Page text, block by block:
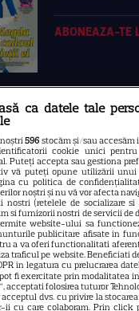
ABONEAZA-TE
Libertatea
Libertatea pentru femei
GSP
Știri mondene
Avantaje
Elle
Unica
Retete practice
ca datele tale
noștri596 stocăm și/sau
cookie unici
Puteți accepta sau gestiona
vă puteți opune utilizării
cu politica de
noștri și nu vă vor afecta
nostri (retelele de socializare
si furnizorii nostri de servicii de
website-ului sa
publicitare afisate in
a va oferi functionalitati
traficul pe website. Beneficiati
in legatura cu prelucrarea
fi exercitate prin modalitatea
acceptati folosirea tuturor
dvs. cu privire la
ii cu care colaboram. Prin click